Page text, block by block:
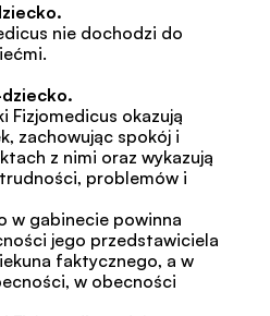
nie dochodzi do
Fizjomedicus okazują
zachowując spokój i
z nimi oraz wykazują
problemów i
w gabinecie powinna
jego przedstawiciela
faktycznego, a w
w obecności